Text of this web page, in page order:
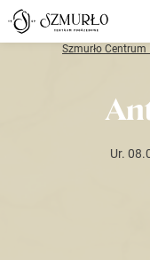
Szmurło
Ur.